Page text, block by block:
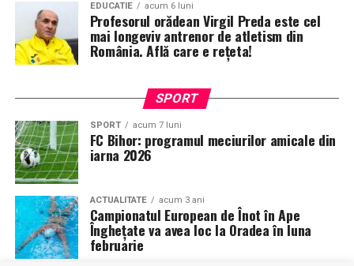
EDUCATIE acum 6 luni
Profesorul orădean Virgil Preda este cel
mai longeviv antrenor de atletism din
România. Află care e rețeta!
SPORT
SPORT acum 7 luni
FC Bihor: programul meciurilor amicale din
iarna 2026
ACTUALITATE acum 3 ani
Campionatul European de Înot în Ape
Înghețate va avea loc la Oradea în luna
februarie